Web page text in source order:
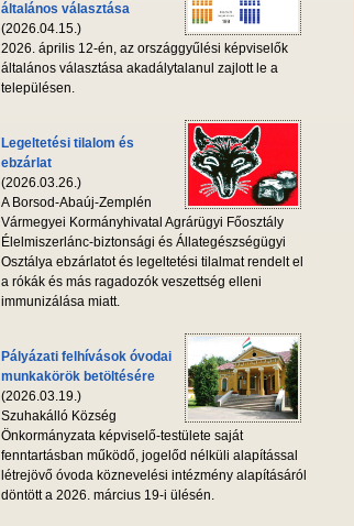
általános választása
(2026.04.15.)
2026. április 12-én, az országgyűlési képviselők
általános választása akadálytalanul zajlott le a
településen.
Legeltetési tilalom és
ebzárlat
(2026.03.26.)
A Borsod-Abaúj-Zemplén
Vármegyei Kormányhivatal Agrárügyi Főosztály
Élelmiszerlánc-biztonsági és Állategészségügyi
Osztálya ebzárlatot és legeltetési tilalmat rendelt el
a rókák és más ragadozók veszettség elleni
immunizálása miatt.
Pályázati felhívások óvodai
munkakörök betöltésére
(2026.03.19.)
Szuhakálló Község
Önkormányzata képviselő-testülete saját
fenntartásban működő, jogelőd nélküli alapítással
létrejövő óvoda köznevelési intézmény alapításáról
döntött a 2026. március 19-i ülésén.